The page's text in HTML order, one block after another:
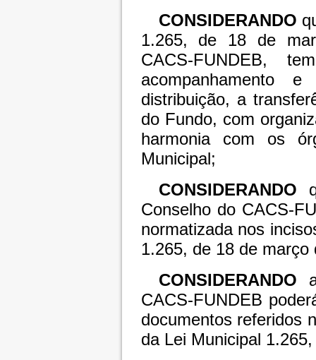
CONSIDERANDO
1.265, de 18 de
CACS-FUNDEB,
acompanhamento
distribuição, a
do Fundo, com
harmonia com os
Municipal;
CONSIDERANDO
Conselho do CACS-
normatizada nos
1.265, de 18 de março
CONSIDERANDO
CACS-FUNDEB
documentos referidos
da Lei Municipal